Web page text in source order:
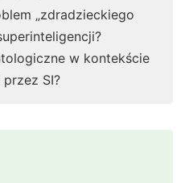
„zdradzieckiego
w kontekście
SI?